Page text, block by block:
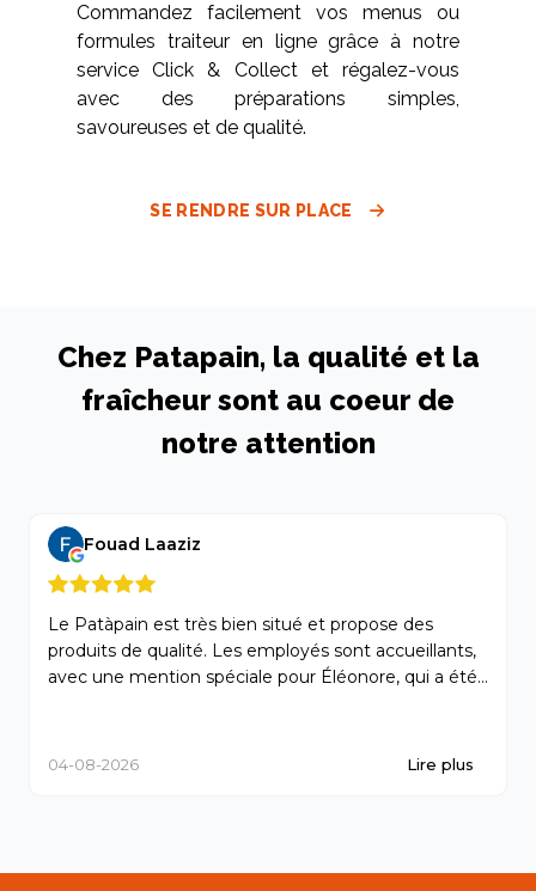
Commandez facilement vos menus ou
formules traiteur en ligne grâce à notre
service Click & Collect et régalez-vous
avec des préparations simples,
savoureuses et de qualité.
SE RENDRE SUR PLACE
Chez Patapain, la qualité et la
fraîcheur sont au coeur de
notre attention
Fouad Laaziz
Le Patàpain est très bien situé et propose des
produits de qualité. Les employés sont accueillants,
avec une mention spéciale pour Éléonore, qui a été...
04-08-2026 Lire plus